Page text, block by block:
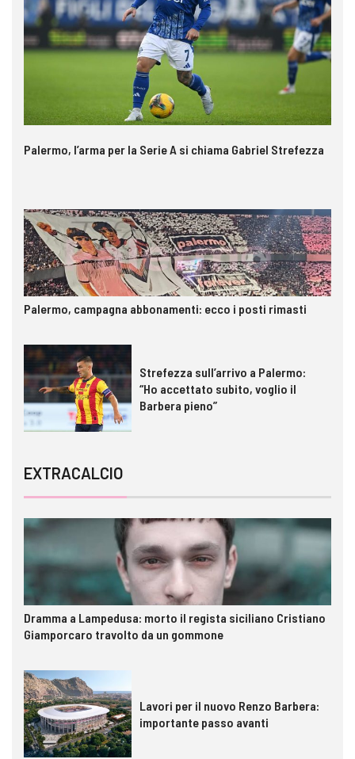
Palermo, l’arma per la Serie A si chiama Gabriel Strefezza
Palermo, campagna abbonamenti: ecco i posti rimasti
Strefezza sull’arrivo a Palermo:
“Ho accettato subito, voglio il
Barbera pieno”
EXTRACALCIO
Dramma a Lampedusa: morto il regista siciliano Cristiano
Giamporcaro travolto da un gommone
Lavori per il nuovo Renzo Barbera:
importante passo avanti